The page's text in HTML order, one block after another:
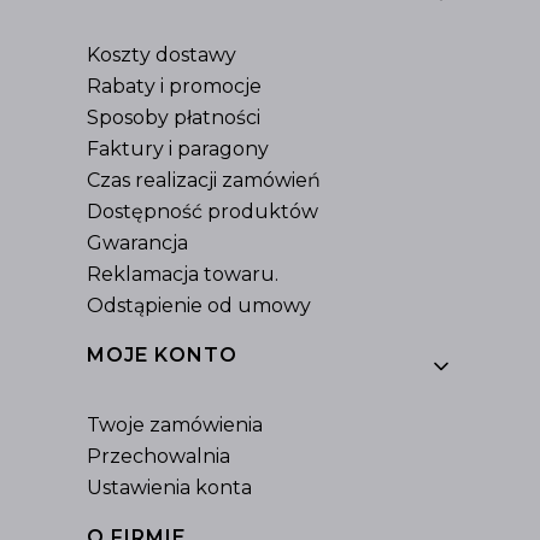
Koszty dostawy
Rabaty i promocje
Sposoby płatności
Faktury i paragony
Czas realizacji zamówień
Dostępność produktów
Gwarancja
Reklamacja towaru.
Odstąpienie od umowy
MOJE KONTO
Twoje zamówienia
Przechowalnia
Ustawienia konta